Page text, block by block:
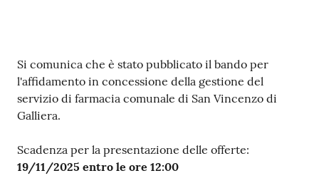
Contenuto
Si comunica che è stato pubblicato il bando per
l'affidamento in concessione della gestione del
servizio di farmacia comunale di San Vincenzo di
Galliera.
Scadenza per la presentazione delle offerte:
19/11/2025 entro le ore 12:00